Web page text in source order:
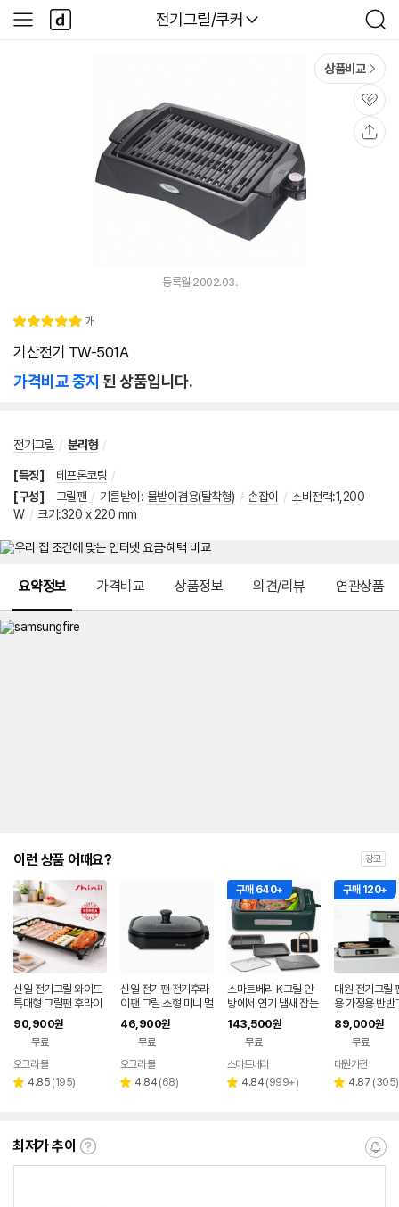
다나와
전기그릴/쿠커
검
색
사
이
다
나
와
상품비교
관
심
등록월 2002.03.
별
5.
리
개
기산전기 TW-501A
가격비교 중지 된 상품입니다.
전기그릴 / 분리형 /
[특징] 테프론코팅 /
[구성]
그릴팬 / 기름받이 : 물받이겸용(탈착형) / 손잡이 / 소비전력:1,200
W / 크기:320 x 220 mm
요약정보 가격비교 상품정보 의견/리뷰 연관상품
이런 상품 어때요? 광고
신일 전기그릴 와이드
특대형 그릴팬 후라이
팬 고기불판 멀티팬 가
정용 국산
90,900원
무료
오크라 몰
별 4.85 리
(195)
신일 전기팬 전기후라
이팬 그릴 소형 미니 멀
티쿠커 국산
46,900원
무료
오크라 몰
별 4.84 리
(68)
구매 640+
스마트베리 K그릴 안
방에서 연기 냄새 잡는
가정용 대형 전기그릴
만능요리 짬짜팬 대형
전골팬
143,500원
무료
페이
스마트베리
별 4.84 리
(999+)
구매 120+
대원 전기그릴
용 가정용 반반
티쿠커 2in1 분
W-WTG103
89,000원
무료
대원가전
별 4.87 리
(305)
최저가 추이
최
알